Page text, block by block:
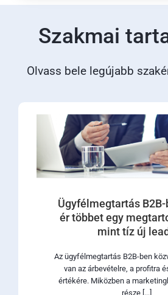
Szakmai
Olvass bele legújabb
Ügyfélmegtartás
ér többet egy
mint tíz új
Az ügyfélmegtartás B2B-ben
van az árbevételre, a profitra
értékére. Miközben a
része [...]